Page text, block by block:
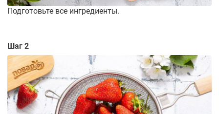
Подготовьте все ингредиенты.
Шаг 2